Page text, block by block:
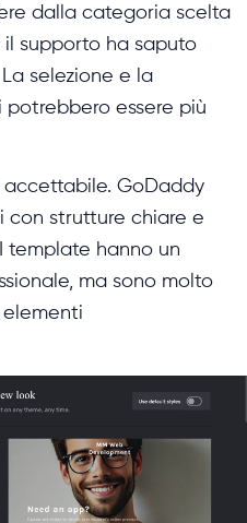
dalla categoria scelta
supporto ha saputo
selezione e la
essere più
GoDaddy
con strutture chiare e
template hanno un
ma sono molto
elementi